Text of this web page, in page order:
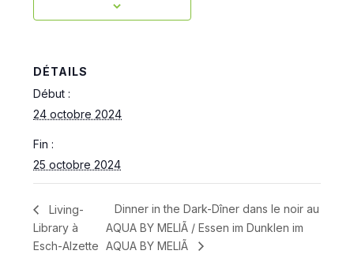
DÉTAILS
Début :
24 octobre 2024
Fin :
25 octobre 2024
Living-
Library à
Esch-Alzette
Dinner in the Dark-Dîner dans le noir au
AQUA BY MELIÃ / Essen im Dunklen im
AQUA BY MELIÃ